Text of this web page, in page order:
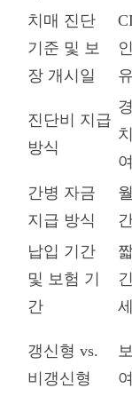
치매 진단
기준 및 보
장 개시일
진단비 지급
방식
간병 자금
지급 방식
납입 기간
및 보험 기
간
갱신형 vs.
비갱신형